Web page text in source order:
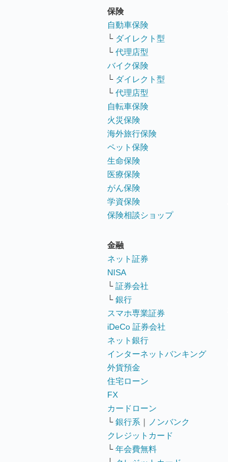
保険
自動車保険
└ ダイレクト型
└ 代理店型
バイク保険
└ ダイレクト型
└ 代理店型
自転車保険
火災保険
海外旅行保険
ペット保険
生命保険
医療保険
がん保険
学資保険
保険相談ショップ
金融
ネット証券
NISA
└ 証券会社
└ 銀行
スマホ専業証券
iDeCo 証券会社
ネット銀行
インターネットバンキング
外貨預金
住宅ローン
FX
カードローン
└ 銀行系 ｜
ノンバンク
クレジットカード
└ 年会費無料